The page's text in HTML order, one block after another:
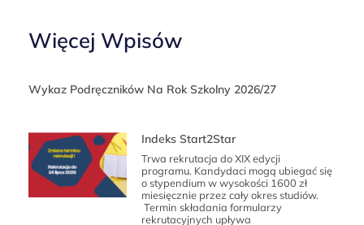
Więcej Wpisów
Wykaz Podręczników Na Rok Szkolny 2026/27
Indeks Start2Star
Trwa rekrutacja do XIX edycji
programu. Kandydaci mogą ubiegać się
o stypendium w wysokości 1600 zł
miesięcznie przez cały okres studiów.
Termin składania formularzy
rekrutacyjnych upływa